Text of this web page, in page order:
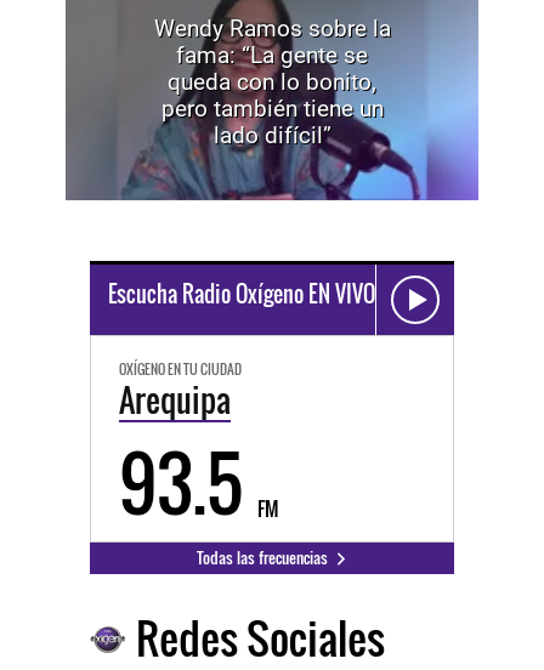
Wendy Ramos sobre la
fama: “La gente se
queda con lo bonito,
pero también tiene un
lado difícil”
Escucha Radio Oxígeno EN VIVO
OXÍGENO EN TU CIUDAD
Arequipa
93.5 FM
Todas las frecuencias
Redes Sociales